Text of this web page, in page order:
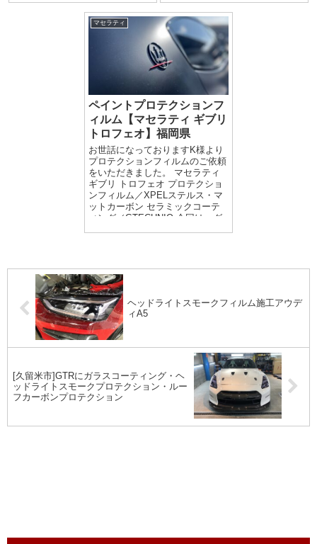
マセラティ
ペイントプロテクションフ
ィルム【マセラティ ギブリ
トロフェオ】福岡県
お世話になっておりますK様より
プロテクションフィルムのご依頼
をいただきました。 マセラティ
ギブリ トロフェオ プロテクショ
ンフィルム／XPELステルス・マ
ットカーボン セラミックコーテ
ィング／GTECHNIQ 今回は、グ
ヘッドライトスモークフィルム施工アウデ
ィA5
[久留米市]GTRにガラスコーティング・ヘ
ッドライトスモークプロテクション・ルー
フカーボンプロテクション